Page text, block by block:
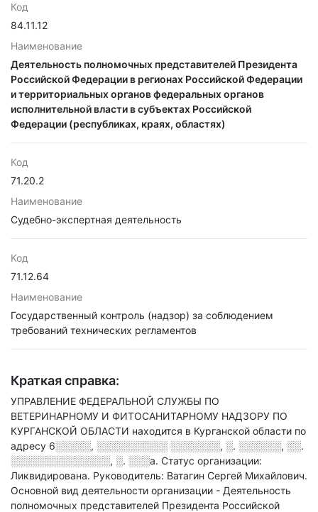
Код
84.11.12
Наименование
Деятельность полномочных представителей Президента
Российской Федерации в регионах Российской Федерации
и территориальных органов федеральных органов
исполнительной власти в субъектах Российской
Федерации (республиках, краях, областях)
Код
71.20.2
Наименование
Судебно-экспертная деятельность
Код
71.12.64
Наименование
Государственный контроль (надзор) за соблюдением
требований технических регламентов
Краткая справка:
УПРАВЛЕНИЕ ФЕДЕРАЛЬНОЙ СЛУЖБЫ ПО
ВЕТЕРИНАРНОМУ И ФИТОСАНИТАРНОМУ НАДЗОРУ ПО
КУРГАНСКОЙ ОБЛАСТИ находится в Курганской области по
адресу 6░░░░░, ░░░░░░░░░░ ░░░░░░░, ░. ░░░░░░, ░░.
░░░░░░░░░░░░░░, ░. ░░░а. Статус организации:
Ликвидирована. Руководитель: Ватагин Сергей Михайлович.
Основной вид деятельности организации - Деятельность
полномочных представителей Президента Российской